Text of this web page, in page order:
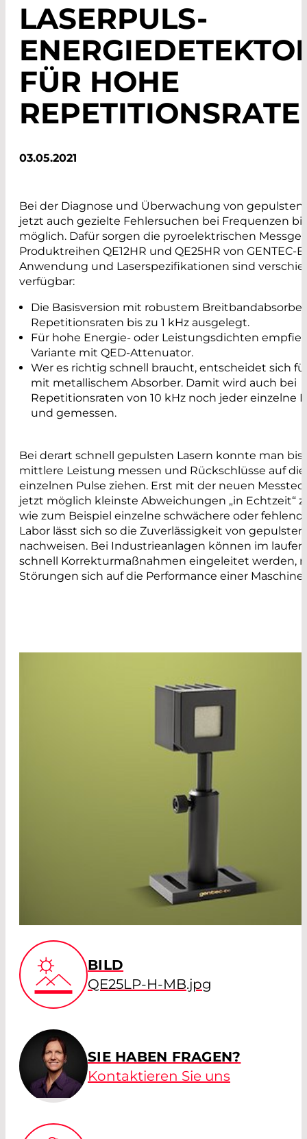
LASERPULS-
FÜR HOHE
03.05.2021
Bei der Diagnose und Überwachung von gepulsten
jetzt auch gezielte Fehlersuchen bei Frequenzen
möglich. Dafür sorgen die pyroelektrischen
Produktreihen QE12HR und QE25HR von GENTEC-
Anwendung und Laserspezifikationen sind
verfügbar:
Die Basisversion mit robustem
Repetitionsraten bis zu 1 kHz ausgelegt.
Für hohe Energie- oder Leistungsdichten
Variante mit QED-Attenuator.
Wer es richtig schnell braucht, entscheidet sich
mit metallischem Absorber. Damit wird auch bei
Repetitionsraten von 10 kHz noch jeder einzelne
und gemessen.
Bei derart schnell gepulsten Lasern konnte man
mittlere Leistung messen und Rückschlüsse auf
einzelnen Pulse ziehen. Erst mit der neuen
jetzt möglich kleinste Abweichungen „in Echtzeit“
wie zum Beispiel einzelne schwächere oder
Labor lässt sich so die Zuverlässigkeit von
nachweisen. Bei Industrieanlagen können im
schnell Korrekturmaßnahmen eingeleitet werden,
Störungen sich auf die Performance einer Maschine
BILD
QE25LP-H-MB.jpg
SIE HABEN FRAGEN?
Kontaktieren Sie uns